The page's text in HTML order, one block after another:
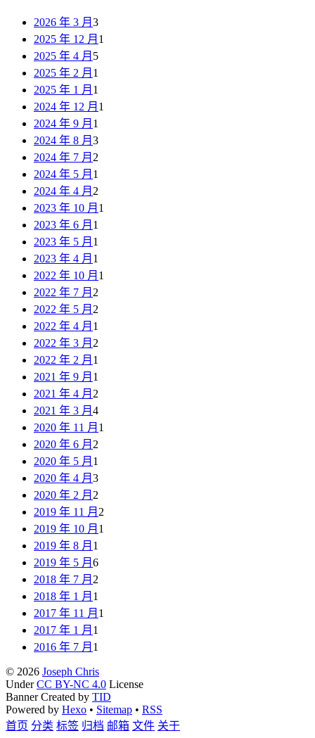
2026 年 3 月 3
2025 年 12 月 1
2025 年 4 月 5
2025 年 2 月 1
2025 年 1 月 1
2024 年 12 月 1
2024 年 9 月 1
2024 年 8 月 3
2024 年 7 月 2
2024 年 5 月 1
2024 年 4 月 2
2023 年 10 月 1
2023 年 6 月 1
2023 年 5 月 1
2023 年 4 月 1
2022 年 10 月 1
2022 年 7 月 2
2022 年 5 月 2
2022 年 4 月 1
2022 年 3 月 2
2022 年 2 月 1
2021 年 9 月 1
2021 年 4 月 2
2021 年 3 月 4
2020 年 11 月 1
2020 年 6 月 2
2020 年 5 月 1
2020 年 4 月 3
2020 年 2 月 2
2019 年 11 月 2
2019 年 10 月 1
2019 年 8 月 1
2019 年 5 月 6
2018 年 7 月 2
2018 年 1 月 1
2017 年 11 月 1
2017 年 1 月 1
2016 年 7 月 1
© 2026 Joseph Chris
UnderCC BY-NC 4.0 License
Banner Created by TID
Powered by Hexo • Sitemap • RSS
首页 分类 标签 归档 邮箱 文件 关于